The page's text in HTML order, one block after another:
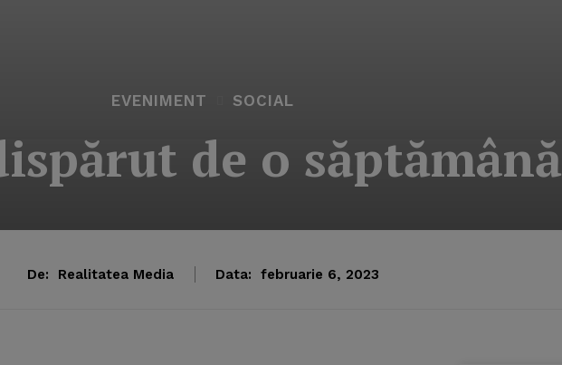
EVENIMENT SOCIAL
de o săptămână
De: Realitatea Media Data: februarie 6, 2023